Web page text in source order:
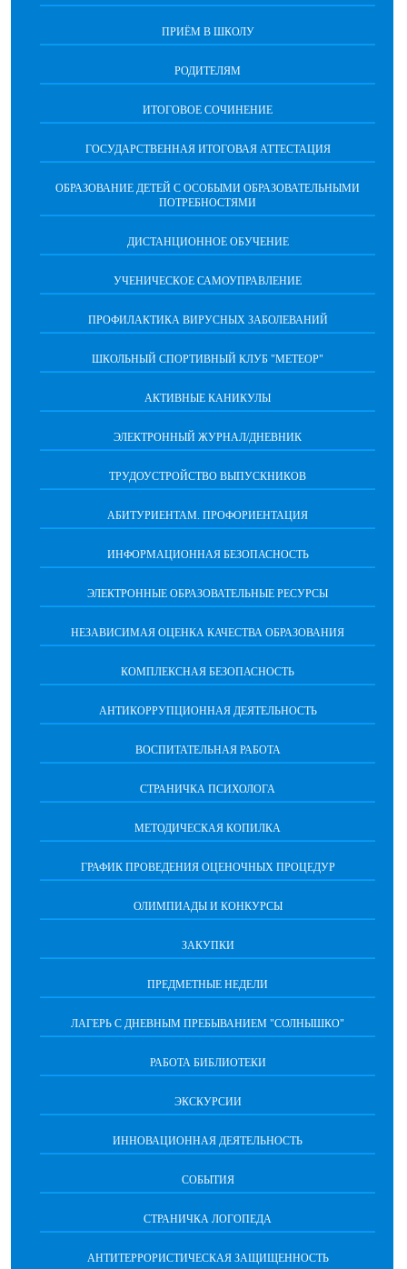
ПРИЁМ В ШКОЛУ
РОДИТЕЛЯМ
ИТОГОВОЕ СОЧИНЕНИЕ
ГОСУДАРСТВЕННАЯ ИТОГОВАЯ АТТЕСТАЦИЯ
ОБРАЗОВАНИЕ ДЕТЕЙ С ОСОБЫМИ ОБРАЗОВАТЕЛЬНЫМИ
ПОТРЕБНОСТЯМИ
ДИСТАНЦИОННОЕ ОБУЧЕНИЕ
УЧЕНИЧЕСКОЕ САМОУПРАВЛЕНИЕ
ПРОФИЛАКТИКА ВИРУСНЫХ ЗАБОЛЕВАНИЙ
ШКОЛЬНЫЙ СПОРТИВНЫЙ КЛУБ "МЕТЕОР"
АКТИВНЫЕ КАНИКУЛЫ
ЭЛЕКТРОННЫЙ ЖУРНАЛ/ДНЕВНИК
ТРУДОУСТРОЙСТВО ВЫПУСКНИКОВ
АБИТУРИЕНТАМ. ПРОФОРИЕНТАЦИЯ
ИНФОРМАЦИОННАЯ БЕЗОПАСНОСТЬ
ЭЛЕКТРОННЫЕ ОБРАЗОВАТЕЛЬНЫЕ РЕСУРСЫ
НЕЗАВИСИМАЯ ОЦЕНКА КАЧЕСТВА ОБРАЗОВАНИЯ
КОМПЛЕКСНАЯ БЕЗОПАСНОСТЬ
АНТИКОРРУПЦИОННАЯ ДЕЯТЕЛЬНОСТЬ
ВОСПИТАТЕЛЬНАЯ РАБОТА
СТРАНИЧКА ПСИХОЛОГА
МЕТОДИЧЕСКАЯ КОПИЛКА
ГРАФИК ПРОВЕДЕНИЯ ОЦЕНОЧНЫХ ПРОЦЕДУР
ОЛИМПИАДЫ И КОНКУРСЫ
ЗАКУПКИ
ПРЕДМЕТНЫЕ НЕДЕЛИ
ЛАГЕРЬ С ДНЕВНЫМ ПРЕБЫВАНИЕМ "СОЛНЫШКО"
РАБОТА БИБЛИОТЕКИ
ЭКСКУРСИИ
ИННОВАЦИОННАЯ ДЕЯТЕЛЬНОСТЬ
СОБЫТИЯ
СТРАНИЧКА ЛОГОПЕДА
АНТИТЕРРОРИСТИЧЕСКАЯ ЗАЩИЩЕННОСТЬ